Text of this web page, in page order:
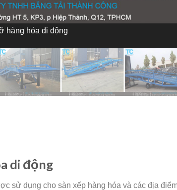
hàng hóa di động
di động
dụng cho sàn xếp hàng hóa và các địa